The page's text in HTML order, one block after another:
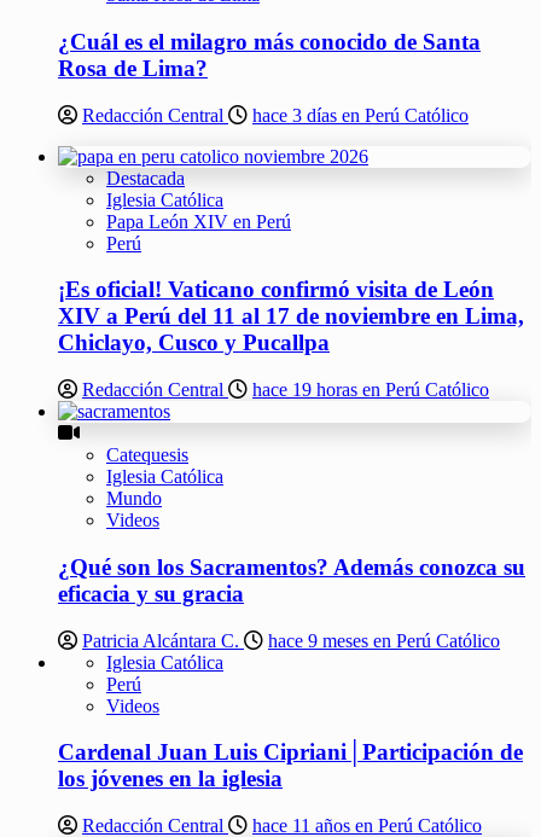
¿Cuál es el milagro más conocido de Santa
Rosa de Lima?
Redacción Central hace 3 días en Perú Católico
Destacada
Iglesia Católica
Papa León XIV en Perú
Perú
¡Es oficial! Vaticano confirmó visita de León
XIV a Perú del 11 al 17 de noviembre en Lima,
Chiclayo, Cusco y Pucallpa
Redacción Central hace 19 horas en Perú Católico
Catequesis
Iglesia Católica
Mundo
Videos
¿Qué son los Sacramentos? Además conozca su
eficacia y su gracia
Patricia Alcántara C.
hace 9 meses en Perú Católico
Iglesia Católica
Perú
Videos
Cardenal Juan Luis Cipriani│Participación de
los jóvenes en la iglesia
Redacción Central hace 11 años en Perú Católico